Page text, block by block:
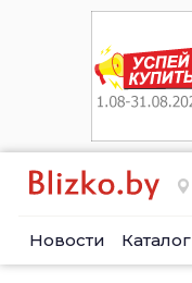
Новости Каталог